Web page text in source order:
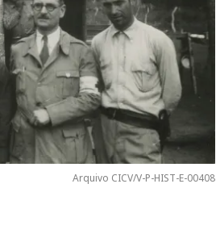
Arquivo CICV/V-P-HIST-E-00408